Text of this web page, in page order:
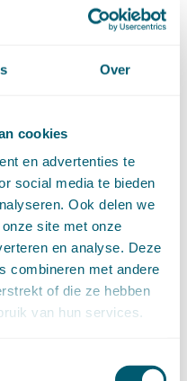
Over
cookies
en advertenties te
social media te bieden
Ook delen we
site met onze
en analyse. Deze
combineren met andere
of die ze hebben
van hun services.
4:20f)